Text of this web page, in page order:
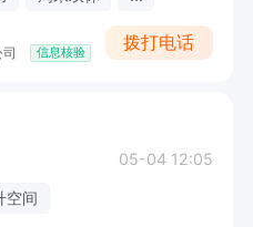
信息核验
拨打电话
05-04 12:05
空间